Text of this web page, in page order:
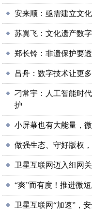
安来顺：亟需建立文
苏翼飞：文化遗产数
郑长铃：非遗保护要
吕舟：数字技术让更
刁常宇：人工智能时
护
小屏幕也有大能量，
做强生态、守好版权
卫星互联网迈入组网
“爽”而有度！推进微
卫星互联网“加速”，